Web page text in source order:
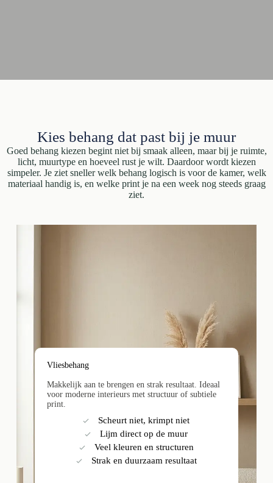
Kies behang dat past bij je muur
Goed behang kiezen begint niet bij smaak alleen, maar bij je ruimte,
licht, muurtype en hoeveel rust je wilt. Daardoor wordt kiezen
simpeler. Je ziet sneller welk behang logisch is voor de kamer, welk
materiaal handig is, en welke print je na een week nog steeds graag
ziet.
Vliesbehang
Makkelijk aan te brengen en strak resultaat. Ideaal
voor moderne interieurs met structuur of subtiele
print.
Scheurt niet, krimpt niet
Lijm direct op de muur
Veel kleuren en structuren
Strak en duurzaam resultaat